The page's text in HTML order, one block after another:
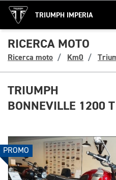
TRIUMPH IMPERIA
RICERCA MOTO
Ricerca moto Km0
TRIUMPH
BONNEVILLE 1200
PROMO